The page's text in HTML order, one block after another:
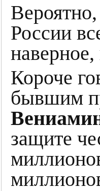
России
Короче
бывшим
защите